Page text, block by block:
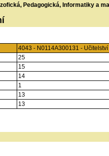
Pedagogická, Informatiky a
4043 - N0114A300131 -
25
15
14
1
13
13